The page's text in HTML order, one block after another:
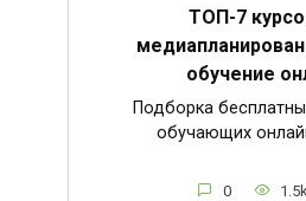
ТОП-7
обучение
Подборка
обучающих
0 1.5k.